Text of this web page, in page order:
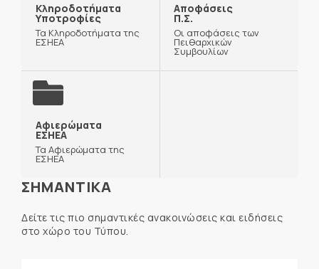
Κληροδοτήματα
Υποτροφίες
Τα Κληροδοτήματα της
ΕΣΗΕΑ
Αποφάσεις
Π.Σ.
Οι αποφάσεις των
Πειθαρχικών
Συμβουλίων
Αφιερώματα
ΕΣΗΕΑ
Τα Αφιερώματα της
ΕΣΗΕΑ
ΣΗΜΑΝΤΙΚΑ
Δείτε τις πιο σημαντικές ανακοινώσεις και ειδήσεις
στο χώρο του Τύπου.